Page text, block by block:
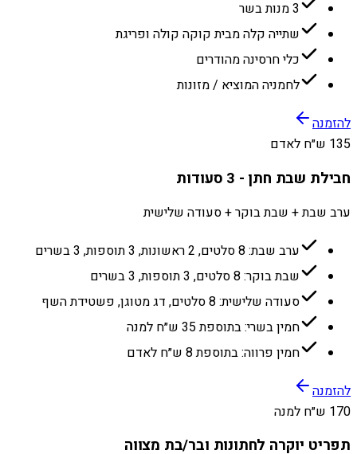
3 מנות בשר
שתייה קלה מבית קוקה קולה ופריגת
כלי חרסינה מהודרים
לחמניה המוציא / מזונות
להזמנה
135 ש״ח לאדם
חבילת שבת חתן - 3 סעודות
ערב שבת + שבת בוקר + סעודה שלישית
ערב שבת: 8 סלטים, 2 ראשונות, 3 תוספות, 3 בשרים
שבת בוקר: 8 סלטים, 3 תוספות, 3 בשרים
סעודה שלישית: 8 סלטים, דג מטוגן, פשטידת השף
חמין בשרי: בתוספת 35 ש״ח למנה
חמין פרווה: בתוספת 8 ש״ח לאדם
להזמנה
170 ש״ח למנה
תפריט יוקרה לחתונות ובר/בת מצווה